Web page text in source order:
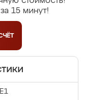
15 минут!